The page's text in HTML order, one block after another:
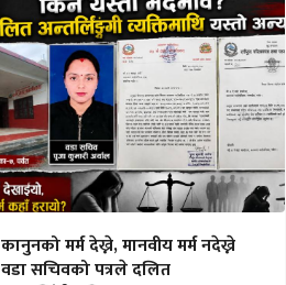
कानुनको मर्म देख्ने, मानवीय मर्म नदेख्ने
वडा सचिवको पत्रले दलित